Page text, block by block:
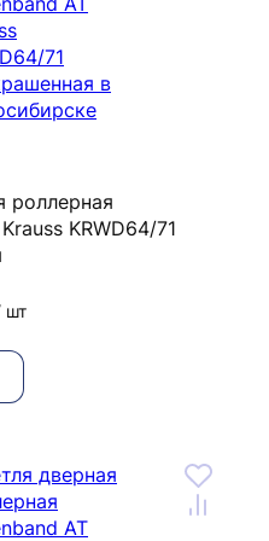
роллерная
KRWD64/71
шт